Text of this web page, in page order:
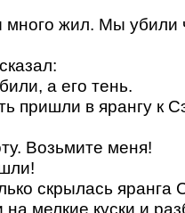
много жил. Мы убили
а его тень.
пришли в ярангу к
Возьмите меня!
скрылась яранга
на мелкие куски и